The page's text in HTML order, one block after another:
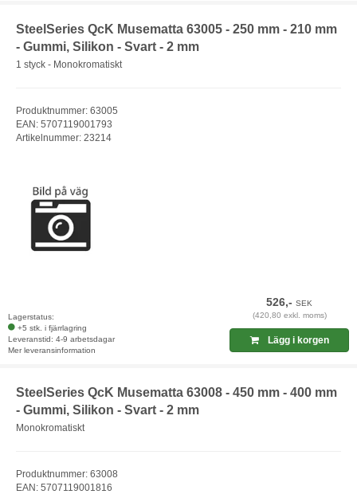
SteelSeries QcK Musematta 63005 - 250 mm - 210 mm
- Gummi, Silikon - Svart - 2 mm
1 styck - Monokromatiskt
Produktnummer: 63005
EAN: 5707119001793
Artikelnummer: 23214
Lagerstatus:
+5 stk. i fjärrlagring
Leveranstid: 4-9 arbetsdagar
Mer leveransinformation
526,-SEK
(420,80 exkl. moms)
Lägg i korgen
SteelSeries QcK Musematta 63008 - 450 mm - 400 mm
- Gummi, Silikon - Svart - 2 mm
Monokromatiskt
Produktnummer: 63008
EAN: 5707119001816